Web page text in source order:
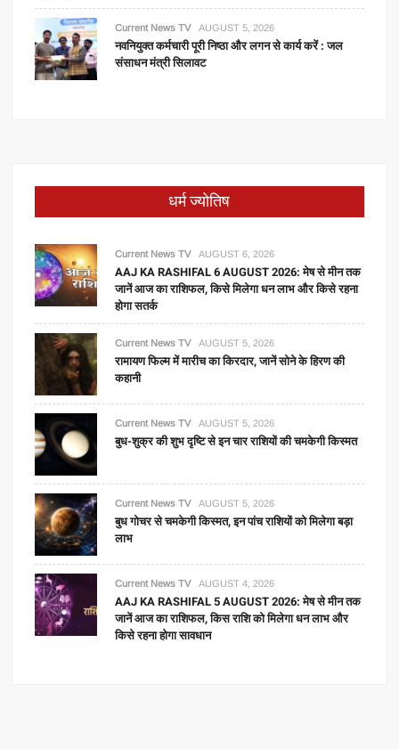
Current News TV AUGUST 5, 2026
नवनियुक्त कर्मचारी पूरी निष्ठा और लगन से कार्य करें : जल
संसाधन मंत्री सिलावट
धर्म ज्योतिष
Current News TV AUGUST 6, 2026
AAJ KA RASHIFAL 6 AUGUST 2026: मेष से मीन तक
जानें आज का राशिफल, किसे मिलेगा धन लाभ और किसे रहना
होगा सतर्क
Current News TV AUGUST 5, 2026
रामायण फिल्म में मारीच का किरदार, जानें सोने के हिरण की
कहानी
Current News TV AUGUST 5, 2026
बुध-शुक्र की शुभ दृष्टि से इन चार राशियों की चमकेगी किस्मत
Current News TV AUGUST 5, 2026
बुध गोचर से चमकेगी किस्मत, इन पांच राशियों को मिलेगा बड़ा
लाभ
Current News TV AUGUST 4, 2026
AAJ KA RASHIFAL 5 AUGUST 2026: मेष से मीन तक
जानें आज का राशिफल, किस राशि को मिलेगा धन लाभ और
किसे रहना होगा सावधान